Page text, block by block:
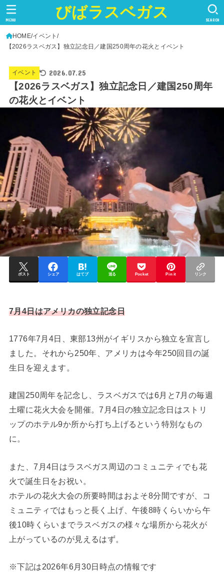
びばラスベガス SEARCH
MENU
HOME イベント
【2026ラスベガス】独立記念日／建国250周年の花火とイベント
イベント 2026.07.25
【2026ラスベガス】独立記念日／建国250周年
の花火とイベント
ポスト シェア はてブ 送る Pocket Pin it リンク
7月4日はアメリカの独立記念日
1776年7月4日、東部13州がイギリスから独立を宣言し
ました。それから250年、アメリカは今年250回目の誕
生日を迎えます。
建国250周年を記念し、ラスベガスでは6月と7月の毎週
土曜に花火大会を開催。7月4日の独立記念日はストリ
ップのホテル9か所から打ち上げるという特別なもの
に。
また、7月4日はラスベガス周辺のコミュニティでも花
火で誕生日をお祝い。
ホテルの花火大会の所要時間はおよそ8分間ですが、コ
ミュニティではもっと長く上げ、午後8時くらいから午
後10時くらいまでラスベガスの様々な場所から花火が
上がっているのが見えるはず。
※下記は2026年6月30日時点の情報です